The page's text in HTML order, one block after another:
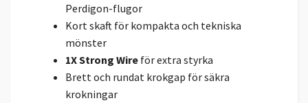
Perdigon-flugor
Kort skaft för kompakta och tekniska
mönster
1X Strong Wire för extra styrka
Brett och rundat krokgap för säkra
krokningar